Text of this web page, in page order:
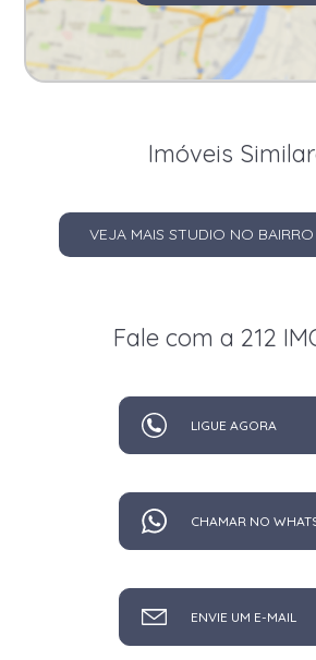
Imóveis
VEJA MAIS STUDIO NO
Fale com a 212
LIGUE AGORA
CHAMAR NO
ENVIE UM E-MAIL